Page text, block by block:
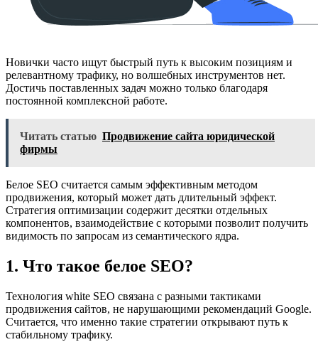
Новички часто ищут быстрый путь к высоким позициям и
релевантному трафику, но волшебных инструментов нет.
Достичь поставленных задач можно только благодаря
постоянной комплексной работе.
Читать статью Продвижение сайта юридической
фирмы
Белое SEO считается самым эффективным методом
продвижения, который может дать длительный эффект.
Стратегия оптимизации содержит десятки отдельных
компонентов, взаимодействие с которыми позволит получить
видимость по запросам из семантического ядра.
1. Что такое белое SEO?
Технология white SEO связана с разными тактиками
продвижения сайтов, не нарушающими рекомендаций Google.
Считается, что именно такие стратегии открывают путь к
стабильному трафику.